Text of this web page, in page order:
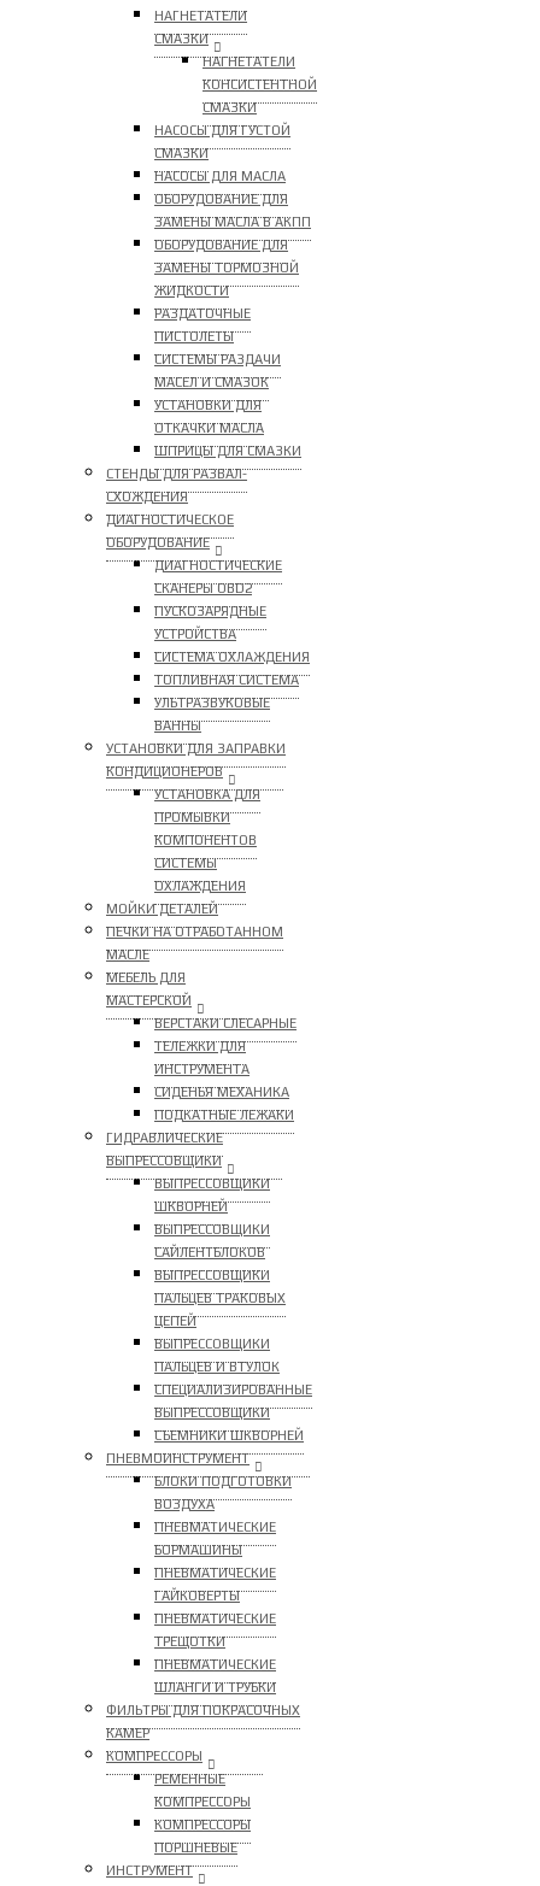
НАГНЕТАТЕЛИ
СМАЗКИ
НАГНЕТАТЕЛИ
КОНСИСТЕНТНОЙ
СМАЗКИ
НАСОСЫ ДЛЯ ГУСТОЙ
СМАЗКИ
НАСОСЫ ДЛЯ МАСЛА
ОБОРУДОВАНИЕ ДЛЯ
ЗАМЕНЫ МАСЛА В АКПП
ОБОРУДОВАНИЕ ДЛЯ
ЗАМЕНЫ ТОРМОЗНОЙ
ЖИДКОСТИ
РАЗДАТОЧНЫЕ
ПИСТОЛЕТЫ
СИСТЕМЫ РАЗДАЧИ
МАСЕЛ И СМАЗОК
УСТАНОВКИ ДЛЯ
ОТКАЧКИ МАСЛА
ШПРИЦЫ ДЛЯ СМАЗКИ
СТЕНДЫ ДЛЯ РАЗВАЛ-
СХОЖДЕНИЯ
ДИАГНОСТИЧЕСКОЕ
ОБОРУДОВАНИЕ
ДИАГНОСТИЧЕСКИЕ
СКАНЕРЫ OBD2
ПУСКОЗАРЯДНЫЕ
УСТРОЙСТВА
СИСТЕМА ОХЛАЖДЕНИЯ
ТОПЛИВНАЯ СИСТЕМА
УЛЬТРАЗВУКОВЫЕ
ВАННЫ
УСТАНОВКИ ДЛЯ ЗАПРАВКИ
КОНДИЦИОНЕРОВ
УСТАНОВКА ДЛЯ
ПРОМЫВКИ
КОМПОНЕНТОВ
СИСТЕМЫ
ОХЛАЖДЕНИЯ
МОЙКИ ДЕТАЛЕЙ
ПЕЧКИ НА ОТРАБОТАННОМ
МАСЛЕ
МЕБЕЛЬ ДЛЯ
МАСТЕРСКОЙ
ВЕРСТАКИ СЛЕСАРНЫЕ
ТЕЛЕЖКИ ДЛЯ
ИНСТРУМЕНТА
СИДЕНЬЯ МЕХАНИКА
ПОДКАТНЫЕ ЛЕЖАКИ
ГИДРАВЛИЧЕСКИЕ
ВЫПРЕССОВЩИКИ
ВЫПРЕССОВЩИКИ
ШКВОРНЕЙ
ВЫПРЕССОВЩИКИ
САЙЛЕНТБЛОКОВ
ВЫПРЕССОВЩИКИ
ПАЛЬЦЕВ ТРАКОВЫХ
ЦЕПЕЙ
ВЫПРЕССОВЩИКИ
ПАЛЬЦЕВ И ВТУЛОК
СПЕЦИАЛИЗИРОВАННЫЕ
ВЫПРЕССОВЩИКИ
CЪЕМНИКИ ШКВОРНЕЙ
ПНЕВМОИНСТРУМЕНТ
БЛОКИ ПОДГОТОВКИ
ВОЗДУХА
ПНЕВМАТИЧЕСКИЕ
БОРМАШИНЫ
ПНЕВМАТИЧЕСКИЕ
ГАЙКОВЕРТЫ
ПНЕВМАТИЧЕСКИЕ
ТРЕЩОТКИ
ПНЕВМАТИЧЕСКИЕ
ШЛАНГИ И ТРУБКИ
ФИЛЬТРЫ ДЛЯ ПОКРАСОЧНЫХ
КАМЕР
КОМПРЕССОРЫ
РЕМЕННЫЕ
КОМПРЕССОРЫ
КОМПРЕССОРЫ
ПОРШНЕВЫЕ
ИНСТРУМЕНТ